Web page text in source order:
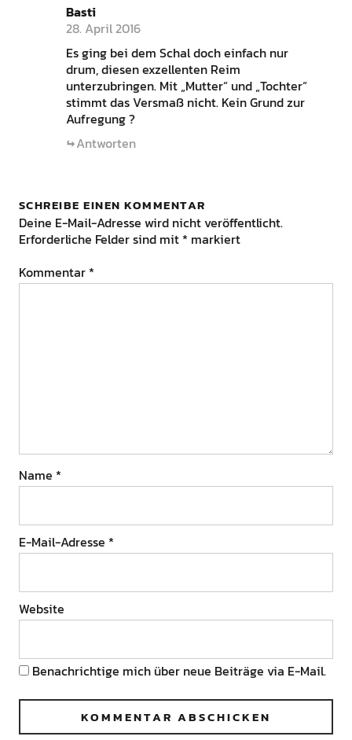
Basti
28. April 2016
Es ging bei dem Schal doch einfach nur
drum, diesen exzellenten Reim
unterzubringen. Mit „Mutter“ und „Tochter“
stimmt das Versmaß nicht. Kein Grund zur
Aufregung ?
Antworten
SCHREIBE EINEN KOMMENTAR
Deine E-Mail-Adresse wird nicht veröffentlicht.
Erforderliche Felder sind mit * markiert
Kommentar *
Name *
E-Mail-Adresse *
Website
Benachrichtige mich über neue Beiträge via E-Mail.